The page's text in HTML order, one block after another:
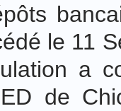
le 11
a
de